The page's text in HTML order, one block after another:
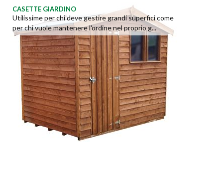
CASETTE GIARDINO
Utilissime per chi deve gestire grandi superfici come
per chi vuole mantenere l'ordine nel proprio g...